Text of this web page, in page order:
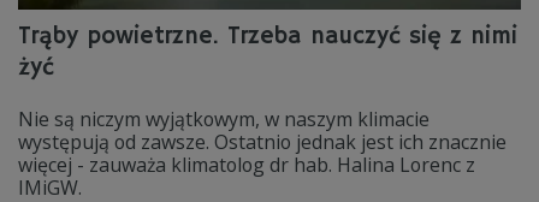
Trąby powietrzne. Trzeba nauczyć się z nimi
żyć
Nie są niczym wyjątkowym, w naszym klimacie
występują od zawsze. Ostatnio jednak jest ich znacznie
więcej - zauważa klimatolog dr hab. Halina Lorenc z
IMiGW.